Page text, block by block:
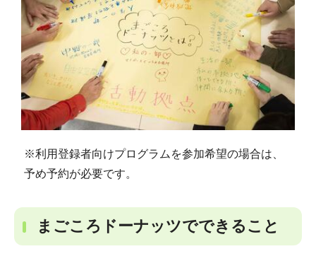
※利用登録者向けプログラムを参加希望の場合は、
予め予約が必要です。
まごころドーナッツでできること